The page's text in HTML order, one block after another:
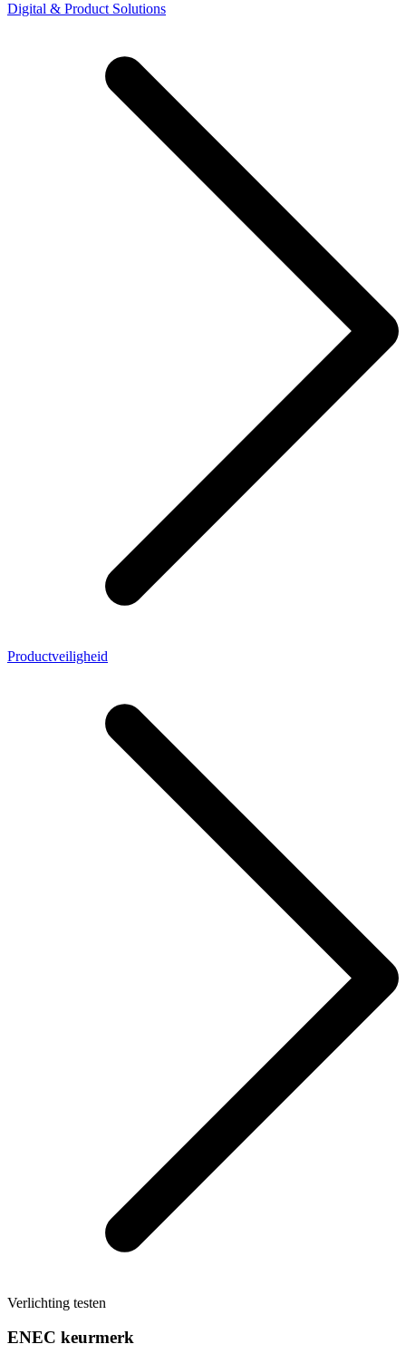
Digital & Product Solutions
Productveiligheid
Verlichting testen
ENEC keurmerk